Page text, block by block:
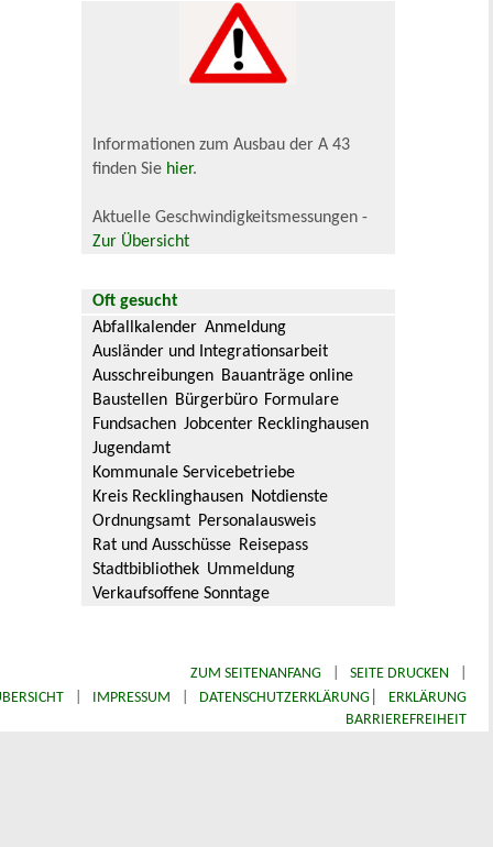
Informationen zum Ausbau der A 43
finden Sie hier.
Aktuelle Geschwindigkeitsmessungen -
Zur Übersicht
Oft gesucht
Abfallkalender Anmeldung
Ausländer und Integrationsarbeit
Ausschreibungen Bauanträge online
Baustellen Bürgerbüro Formulare
Fundsachen Jobcenter Recklinghausen
Jugendamt
Kommunale Servicebetriebe
Kreis Recklinghausen Notdienste
Ordnungsamt Personalausweis
Rat und Ausschüsse Reisepass
Stadtbibliothek Ummeldung
Verkaufsoffene Sonntage
ZUM SEITENANFANG SEITE DRUCKEN
IMPRESSUM DATENSCHUTZERKLÄRUNG|
ERKLÄRUNG
BARRIEREFREIHEIT